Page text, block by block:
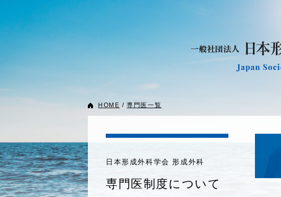
HOME /専門医一覧
日本形成外科学会 形成外科
専門医制度について